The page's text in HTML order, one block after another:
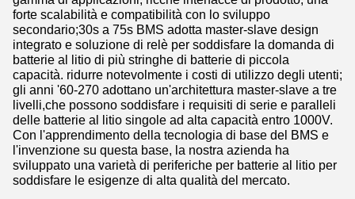
forte scalabilità e compatibilità con lo sviluppo
secondario;30s a 75s BMS adotta master-slave design
integrato e soluzione di relè per soddisfare la domanda di
batterie al litio di più stringhe di batterie di piccola
capacità. ridurre notevolmente i costi di utilizzo degli utenti;
gli anni '60-270 adottano un'architettura master-slave a tre
livelli,che possono soddisfare i requisiti di serie e paralleli
delle batterie al litio singole ad alta capacità entro 1000V.
Con l'apprendimento della tecnologia di base del BMS e
l'invenzione su questa base, la nostra azienda ha
sviluppato una varietà di periferiche per batterie al litio per
soddisfare le esigenze di alta qualità del mercato.